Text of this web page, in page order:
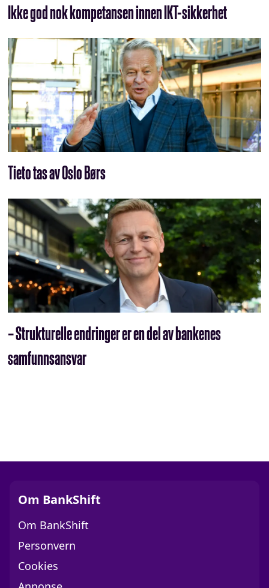
Ikke god nok kompetansen innen IKT-sikkerhet
Tieto tas av Oslo Børs
– Strukturelle endringer er en del av bankenes
samfunnsansvar
Om BankShift
Om BankShift
Personvern
Cookies